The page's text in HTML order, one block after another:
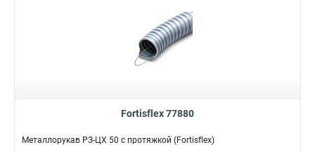
Fortisflex 77880
Металлорукав РЗ-ЦХ 50 с протяжкой (Fortisflex)